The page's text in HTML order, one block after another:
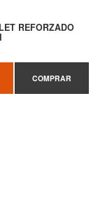
REFORZADO
COMPRAR